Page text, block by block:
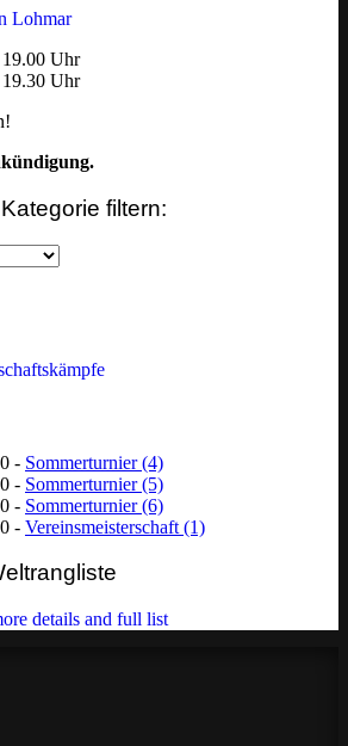
Lohmar
Uhr
19.30 Uhr
filtern:
- Sommerturnier (4)
- Sommerturnier (5)
- Sommerturnier (6)
- Vereinsmeisterschaft (1)